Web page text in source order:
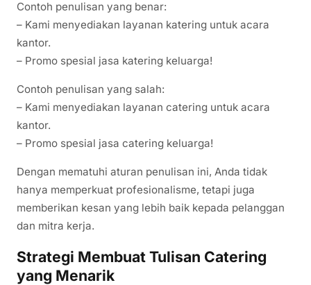
Contoh penulisan yang benar:
– Kami menyediakan layanan katering untuk acara
kantor.
– Promo spesial jasa katering keluarga!
Contoh penulisan yang salah:
– Kami menyediakan layanan catering untuk acara
kantor.
– Promo spesial jasa catering keluarga!
Dengan mematuhi aturan penulisan ini, Anda tidak
hanya memperkuat profesionalisme, tetapi juga
memberikan kesan yang lebih baik kepada pelanggan
dan mitra kerja.
Strategi Membuat Tulisan Catering
yang Menarik